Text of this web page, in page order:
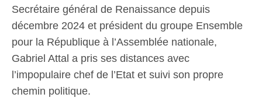
Secrétaire général de Renaissance depuis
décembre 2024 et président du groupe Ensemble
pour la République à l’Assemblée nationale,
Gabriel Attal a pris ses distances avec
l’impopulaire chef de l’Etat et suivi son propre
chemin politique.